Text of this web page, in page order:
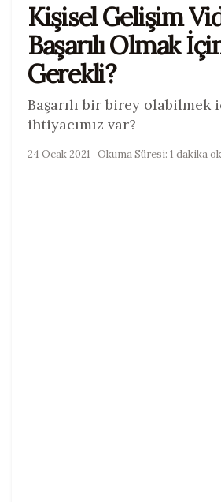
Kişisel Gelişim
Başarılı Olmak
Gerekli?
Başarılı bir birey olabilmek
ihtiyacımız var?
24 Ocak 2021 Okuma Süresi: 1 dakika